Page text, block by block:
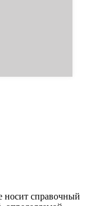
носит справочный